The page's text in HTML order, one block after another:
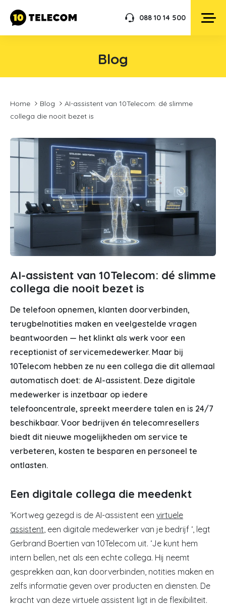
088 10 14 500
Blog
Home Blog
AI-assistent van 10Telecom: dé slimme
collega die nooit bezet is
AI-assistent van 10Telecom: dé slimme
collega die nooit bezet is
De telefoon opnemen, klanten doorverbinden,
terugbelnotities maken en veelgestelde vragen
beantwoorden — het klinkt als werk voor een
receptionist of servicemedewerker. Maar bij
10Telecom hebben ze nu een collega die dit allemaal
automatisch doet: de AI-assistent. Deze digitale
medewerker is inzetbaar op iedere
telefooncentrale, spreekt meerdere talen en is 24/7
beschikbaar. Voor bedrijven én telecomresellers
biedt dit nieuwe mogelijkheden om service te
verbeteren, kosten te besparen en personeel te
ontlasten.
Een digitale collega die meedenkt
‘Kortweg gezegd is de AI-assistent een virtuele
assistent , een digitale medewerker van je bedrijf ‘, legt
Gerbrand Boertien van 10Telecom uit. ‘Je kunt hem
intern bellen, net als een echte collega. Hij neemt
gesprekken aan, kan doorverbinden, notities maken en
zelfs informatie geven over producten en diensten. De
kracht van deze virtuele assistent ligt in de flexibiliteit.